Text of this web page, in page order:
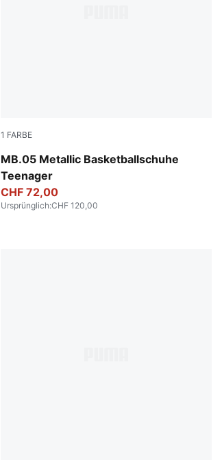
1 FARBE
MB.05 Metallic Basketballschuhe
Teenager
Vibrant Silver-Yellow Alert-Glowing Red
CHF 72,00
Ursprünglich:CHF 120,00